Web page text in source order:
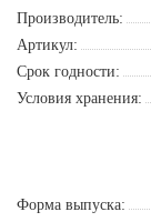
Производитель:
Артикул:
Срок годности:
Условия хранения:
Форма выпуска: